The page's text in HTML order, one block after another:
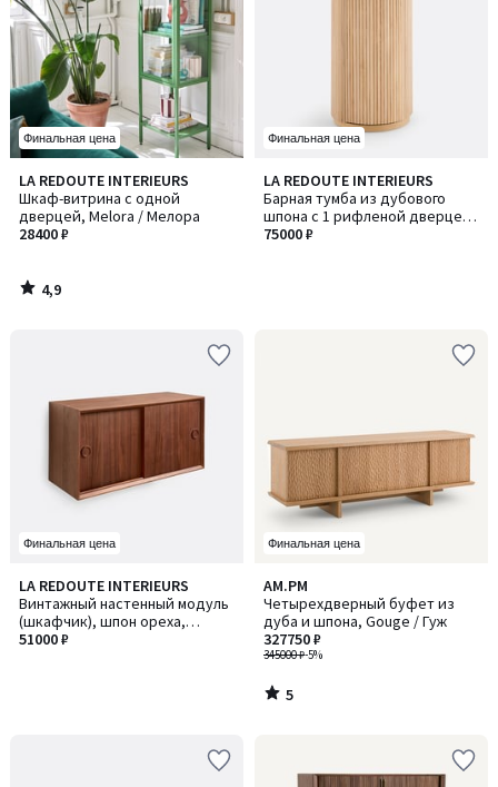
Финальная цена
LA REDOUTE INTERIEURS
Шкаф-витрина с одной
дверцей, Melora / Мелора
28400 ₽
4,9
/ 5
4,9
/
Финальная цена
LA REDOUTE INTERIEURS
Барная тумба из дубового
шпона с 1 рифленой дверцей,
GENNA / ДЖЕННА
75000 ₽
Финальная цена
LA REDOUTE INTERIEURS
Винтажный настенный модуль
(шкафчик), шпон ореха,
QUILDA / КИЛЬДА
51000 ₽
Финальная цена
AM.PM
Четырехдверный буфет из
дуба и шпона, Gouge / Гуж
345000 ₽-5%
327750 ₽
5
/
5
5
/